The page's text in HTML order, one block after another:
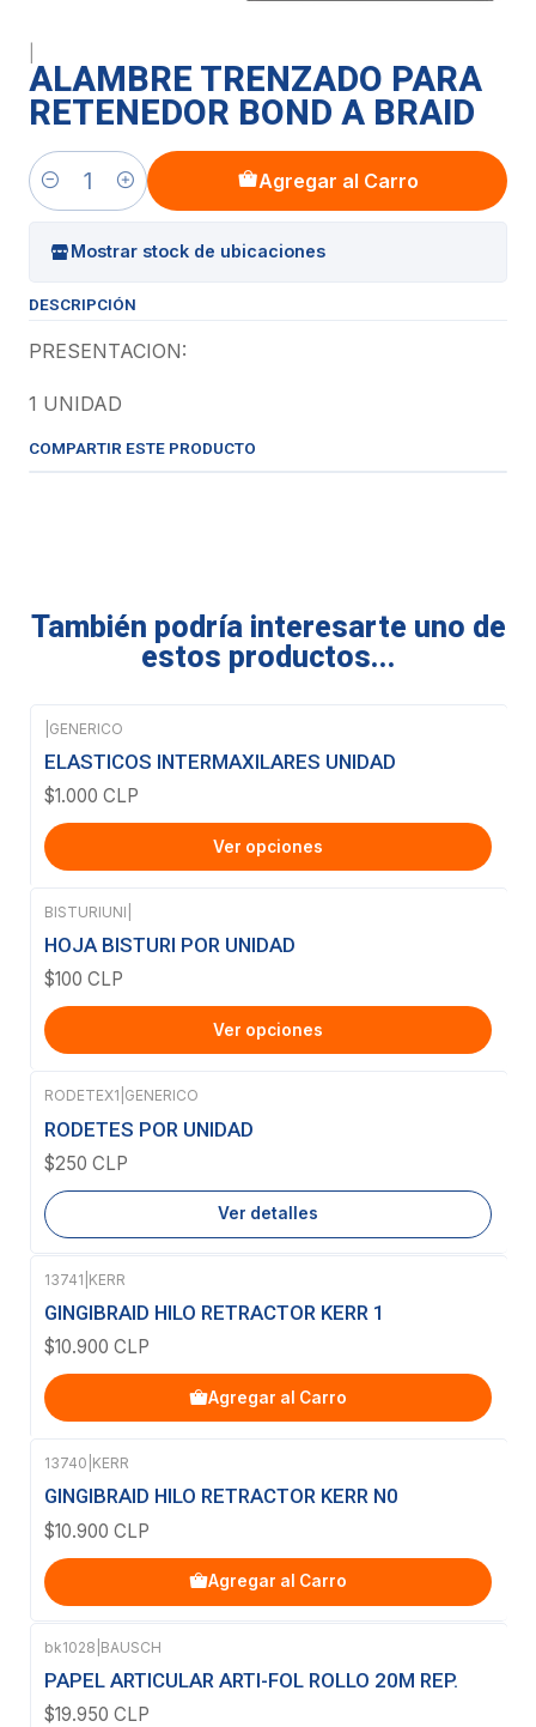
ALAMBRE TRENZADO PARA
RETENEDOR BOND A BRAID
Cantidad
Agregar al Carro
Mostrar stock de ubicaciones
DESCRIPCIÓN
PRESENTACION:
1 UNIDAD
COMPARTIR ESTE PRODUCTO
También podría interesarte uno de
estos productos...
GENERICO
ELASTICOS INTERMAXILARES UNIDAD
$1.000 CLP
Ver opciones
BISTURIUNI
HOJA BISTURI POR UNIDAD
$100 CLP
Ver opciones
Agotado
RODETEX1 GENERICO
RODETES POR UNIDAD
$250 CLP
Ver detalles
13741 KERR
GINGIBRAID HILO RETRACTOR KERR 1
$10.900 CLP
Agregar al Carro
13740 KERR
GINGIBRAID HILO RETRACTOR KERR N0
$10.900 CLP
Agregar al Carro
Agotado
bk1028 BAUSCH
PAPEL ARTICULAR ARTI-FOL ROLLO 20M REP.
$19.950 CLP